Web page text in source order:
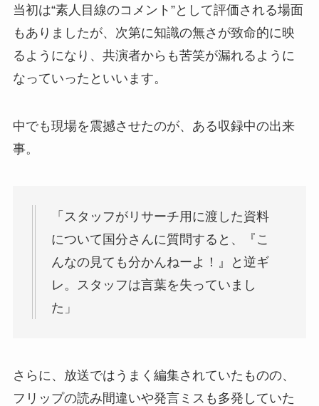
当初は“素人目線のコメント”として評価される場面
もありましたが、次第に知識の無さが致命的に映
るようになり、共演者からも苦笑が漏れるように
なっていったといいます。
中でも現場を震撼させたのが、ある収録中の出来
事。
「スタッフがリサーチ用に渡した資料
について国分さんに質問すると、『こ
んなの見ても分かんねーよ！』と逆ギ
レ。スタッフは言葉を失っていまし
た」
さらに、放送ではうまく編集されていたものの、
フリップの読み間違いや発言ミスも多発していた